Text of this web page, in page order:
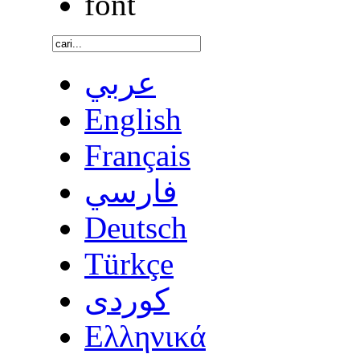
عربي
English
Français
فارسي
Deutsch
Türkçe
كوردى
Ελληνικά